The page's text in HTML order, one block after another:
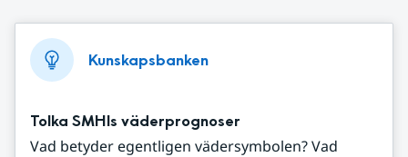
Kunskapsbanken
Tolka SMHIs väderprognoser
Vad betyder egentligen vädersymbolen? Vad